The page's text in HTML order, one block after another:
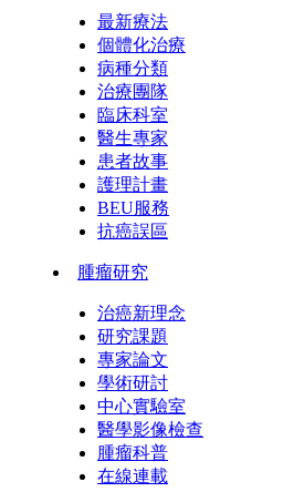
最新療法
個體化治療
病種分類
治療團隊
臨床科室
醫生專家
患者故事
護理計畫
BEU服務
抗癌誤區
腫瘤研究
治癌新理念
研究課題
專家論文
學術研討
中心實驗室
醫學影像檢查
腫瘤科普
在線連載